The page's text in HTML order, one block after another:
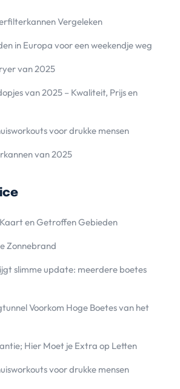
Vergeleken
in Europa voor een weekendje weg
van 2025
van 2025 – Kwaliteit, Prijs en
voor drukke mensen
van 2025
en Getroffen Gebieden
Zonnebrand
slimme update: meerdere boetes
Voorkom Hoge Boetes van het
Hier Moet je Extra op Letten
voor drukke mensen